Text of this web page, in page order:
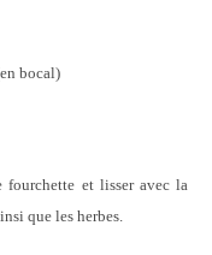
bocal)
fourchette et lisser avec la
que les herbes.